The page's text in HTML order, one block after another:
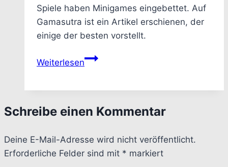
Spiele haben Minigames eingebettet. Auf
Gamasutra ist ein Artikel erschienen, der
einige der besten vorstellt.
WeiterlesenGamasutra
Minigames
Spielentwickler
studieren
Schreibe einen Kommentar
Deine E-Mail-Adresse wird nicht veröffentlicht.
Erforderliche Felder sind mit * markiert